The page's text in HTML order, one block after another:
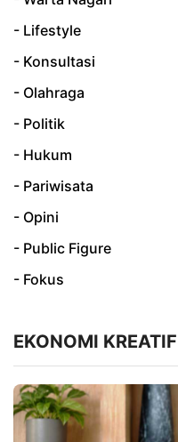
- Lifestyle
- Konsultasi
- Olahraga
- Politik
- Hukum
- Pariwisata
- Opini
- Public Figure
- Fokus
EKONOMI KREATIF